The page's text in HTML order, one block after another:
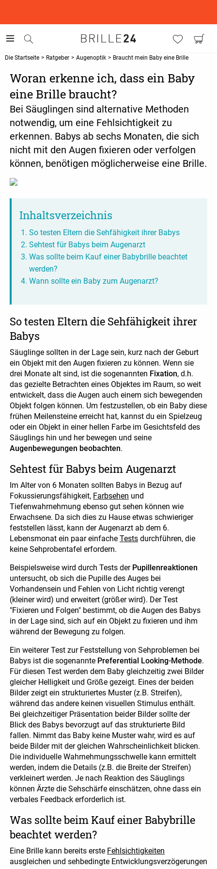
Die Startseite > Ratgeber > Augenoptik > Braucht mein Baby eine Brille
Woran erkenne ich, dass ein Baby
eine Brille braucht?
Bei Säuglingen sind alternative Methoden
notwendig, um eine Fehlsichtigkeit zu
erkennen. Babys ab sechs Monaten, die sich
nicht mit den Augen fixieren oder verfolgen
können, benötigen möglicherweise eine Brille.
Inhaltsverzeichnis
So testen Eltern die Sehfähigkeit ihrer Babys
Sehtest für Babys beim Augenarzt
Was sollte beim Kauf einer Babybrille beachtet
werden?
Wann sollte ein Baby zum Augenarzt?
So testen Eltern die Sehfähigkeit ihrer
Babys
Säuglinge sollten in der Lage sein, kurz nach der Geburt
ein Objekt mit den Augen fixieren zu können. Wenn sie
drei Monate alt sind, ist die sogenannten Fixation, d.h.
das gezielte Betrachten eines Objektes im Raum, so weit
entwickelt, dass die Augen auch einem sich bewegenden
Objekt folgen können. Um festzustellen, ob ein Baby diese
frühen Meilensteine erreicht hat, kannst du ein Spielzeug
oder ein Objekt in einer hellen Farbe im Gesichtsfeld des
Säuglings hin und her bewegen und seine
Augenbewegungen beobachten.
Sehtest für Babys beim Augenarzt
Im Alter von 6 Monaten sollten Babys in Bezug auf
Fokussierungsfähigkeit, Farbsehen und
Tiefenwahrnehmung ebenso gut sehen können wie
Erwachsene. Da sich dies zu Hause etwas schwieriger
feststellen lässt, kann der Augenarzt ab dem 6.
Lebensmonat ein paar einfache Tests durchführen, die
keine Sehprobentafel erfordern.
Beispielsweise wird durch Tests der Pupillenreaktionen
untersucht, ob sich die Pupille des Auges bei
Vorhandensein und Fehlen von Licht richtig verengt
(kleiner wird) und erweitert (größer wird). Der Test
"Fixieren und Folgen" bestimmt, ob die Augen des Babys
in der Lage sind, sich auf ein Objekt zu fixieren und ihm
während der Bewegung zu folgen.
Ein weiterer Test zur Feststellung von Sehproblemen bei
Babys ist die sogenannte Preferential Looking-Methode.
Für diesen Test werden dem Baby gleichzeitig zwei Bilder
gleicher Helligkeit und Größe gezeigt. Eines der beiden
Bilder zeigt ein strukturiertes Muster (z.B. Streifen),
während das andere keinen visuellen Stimulus enthält.
Bei gleichzeitiger Präsentation beider Bilder sollte der
Blick des Babys bevorzugt auf das strukturierte Bild
fallen. Nimmt das Baby keine Muster wahr, wird es auf
beide Bilder mit der gleichen Wahrscheinlichkeit blicken.
Die individuelle Wahrnehmungsschwelle kann ermittelt
werden, indem die Details (z.B. die Breite der Streifen)
verkleinert werden. Je nach Reaktion des Säuglings
können Ärzte die Sehschärfe einschätzen, ohne dass ein
verbales Feedback erforderlich ist.
Was sollte beim Kauf einer Babybrille
beachtet werden?
Eine Brille kann bereits erste Fehlsichtigkeiten
ausgleichen und sehbedingte Entwicklungsverzögerungen